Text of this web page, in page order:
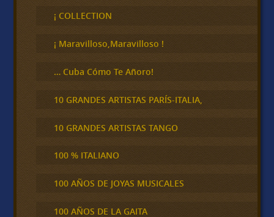
c
a
¡ COLLECTION
¡ Maravilloso,Maravilloso !
… Cuba Cómo Te Añoro!
10 GRANDES ARTISTAS PARÍS-ITALIA,
10 GRANDES ARTISTAS TANGO
100 % ITALIANO
100 AÑOS DE JOYAS MUSICALES
100 AÑOS DE LA GAITA